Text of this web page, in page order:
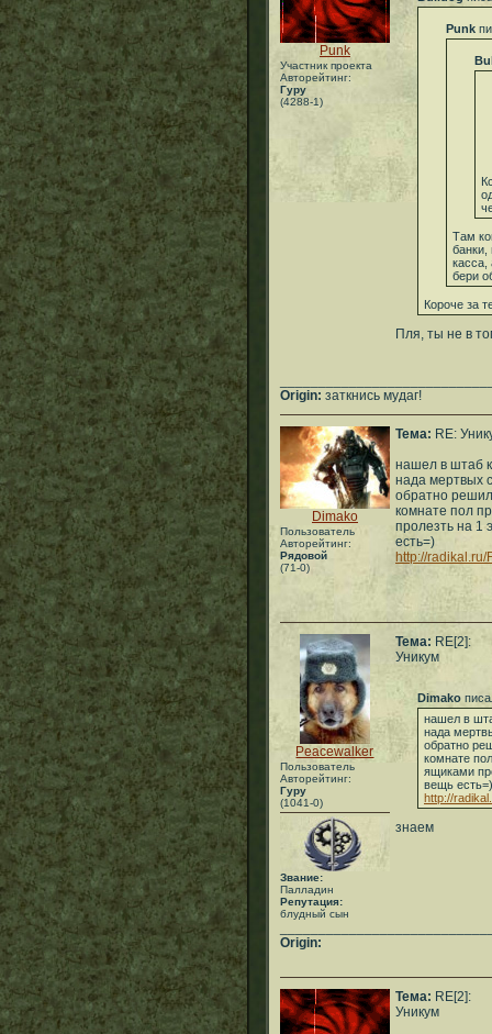
Punk
Участник проекта
Авторейтинг:
Гуру
(4288-1)
Punk
Там
банки,
касса,
бери
Короче за
Пля, ты не в
Origin: заткнись мудаг!
Dimako
Пользователь
Авторейтинг:
Рядовой
(71-0)
Тема: RE:
нашел в штаб
нада мертвых
обратно
комнате пол
пролезть на 1
есть=)
http://
Peacewalker
Пользователь
Авторейтинг:
Гуру
(1041-0)
Звание:
Палладин
Репутация:
блудный сын
Тема: RE[2]:
Уникум
Dimako
нашел в
нада
обратно
комнате
ящиками
вещь есть=)
http://
знаем
Origin:
Тема: RE[2]:
Уникум